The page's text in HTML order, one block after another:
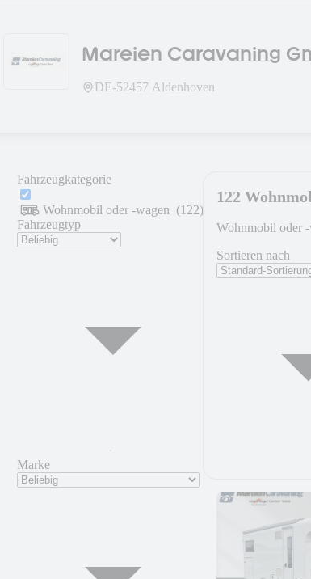
Mareien Caravaning
DE-52457 Aldenhoven
Fahrzeugkategorie
Wohnmobil oder -wagen (122)
Fahrzeugtyp
Marke
122
Wohnmobil oder
Sortieren nach